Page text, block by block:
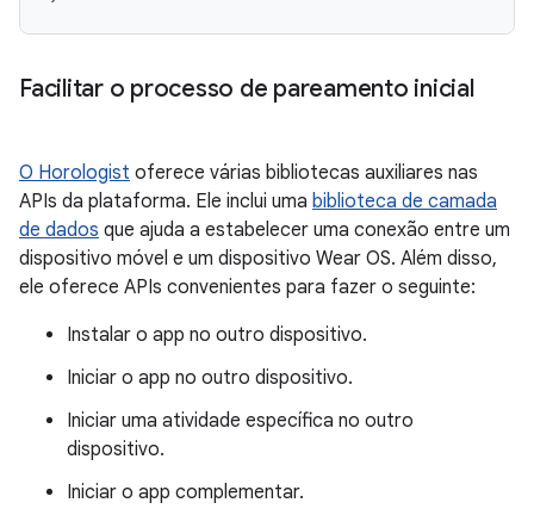
Facilitar o processo de pareamento inicial
O Horologist oferece várias bibliotecas auxiliares nas
APIs da plataforma. Ele inclui uma biblioteca de camada
de dados que ajuda a estabelecer uma conexão entre um
dispositivo móvel e um dispositivo Wear OS. Além disso,
ele oferece APIs convenientes para fazer o seguinte:
Instalar o app no outro dispositivo.
Iniciar o app no outro dispositivo.
Iniciar uma atividade específica no outro
dispositivo.
Iniciar o app complementar.